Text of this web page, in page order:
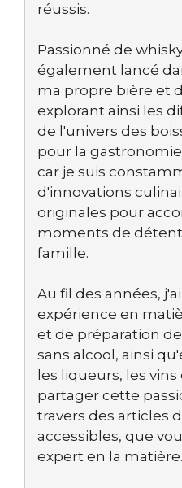
réussis.
Passionné de
également lancé
ma propre bière et
explorant ainsi les
de l'univers des
pour la
car je suis
d'innovations
originales pour
moments de
famille.
Au fil des années,
expérience en
et de préparation
sans alcool, ainsi
les liqueurs, les
partager cette
travers des articles
accessibles, que
expert en la matière.